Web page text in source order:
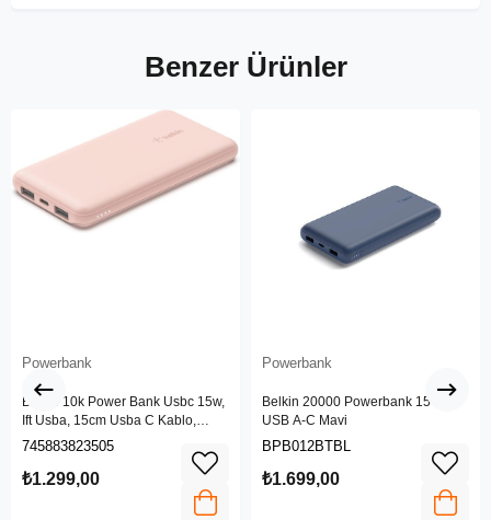
Benzer Ürünler
Powerbank
Belkin 10k Power Bank Usbc 15w,
Ift Usba, 15cm Usba C Kablo,
Pembe
745883823505
₺1.299,00
Powerbank
Belkin 20000 Powerbank 15 W
USB A-C Mavi
BPB012BTBL
₺1.699,00